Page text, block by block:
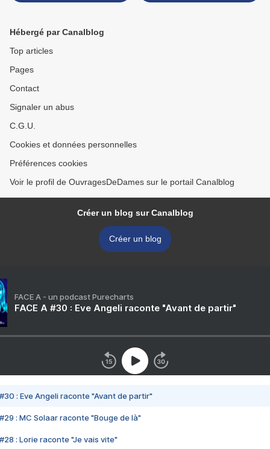
Hébergé par Canalblog
Top articles
Pages
Contact
Signaler un abus
C.G.U.
Cookies et données personnelles
Préférences cookies
Voir le profil de OuvragesDeDames sur le portail Canalblog
Créer un blog sur Canalblog
Créer un blog
FACE A - un podcast Purecharts
FACE A #30 : Eve Angeli raconte "Avant de partir"
#30 : Eve Angeli raconte "Avant de partir"
#29 : MC Solaar raconte "Bouge de là"
#28 : Lorie raconte "Je vais vite"